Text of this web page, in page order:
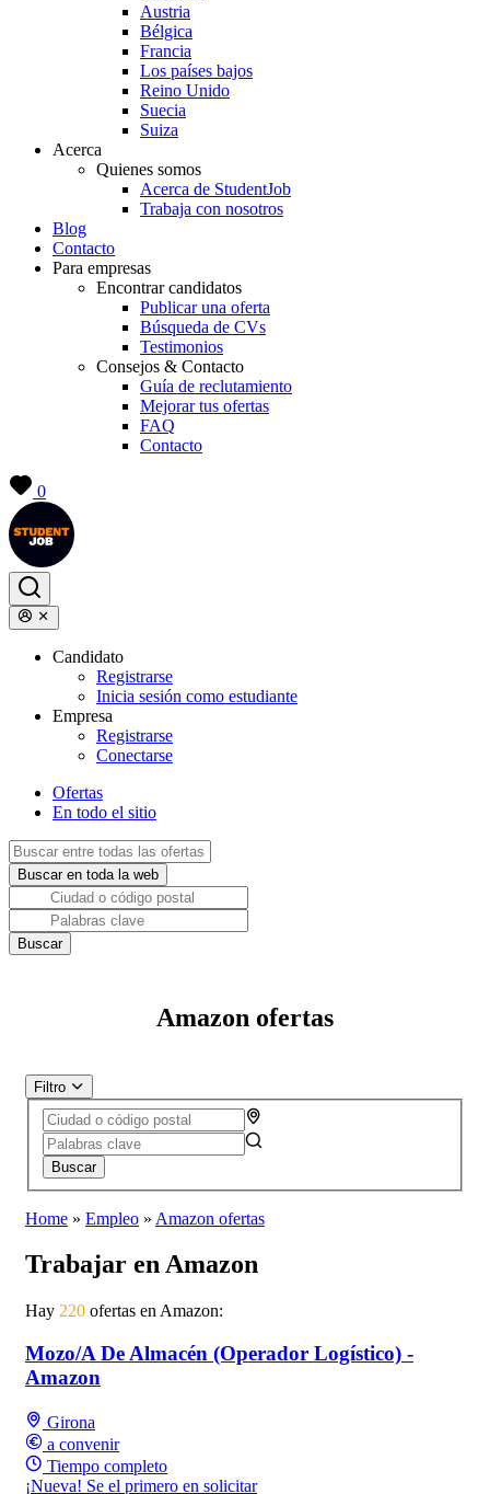
Austria
Bélgica
Francia
Los países bajos
Reino Unido
Suecia
Suiza
Acerca
Quienes somos
Acerca de StudentJob
Trabaja con nosotros
Blog
Contacto
Para empresas
Encontrar candidatos
Publicar una oferta
Búsqueda de CVs
Testimonios
Consejos & Contacto
Guía de reclutamiento
Mejorar tus ofertas
FAQ
Contacto
0
Candidato
Registrarse
Inicia sesión como estudiante
Empresa
Registrarse
Conectarse
Ofertas
En todo el sitio
Amazon ofertas
Filtro
Buscar
Home » Empleo » Amazon ofertas
Trabajar en Amazon
Hay 220 ofertas en Amazon:
Mozo/A De Almacén (Operador Logístico) -
Amazon
Girona
a convenir
Tiempo completo
¡Nueva! Se el primero en solicitar